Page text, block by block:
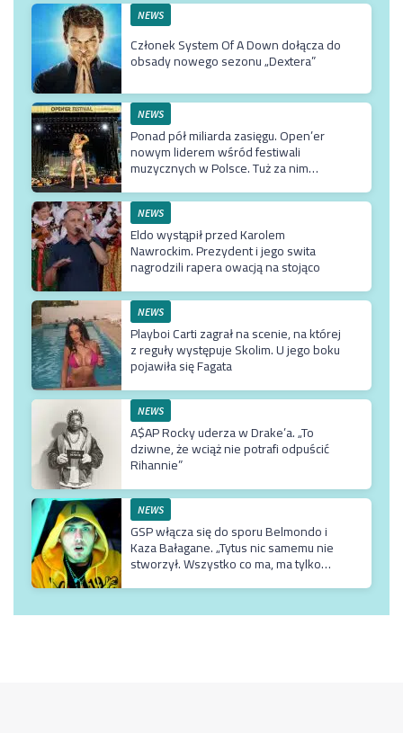
NEWS
Członek System Of A Down dołącza do
obsady nowego sezonu „Dextera”
NEWS
Ponad pół miliarda zasięgu. Open’er
nowym liderem wśród festiwali
muzycznych w Polsce. Tuż za nim
NEWS
Eldo wystąpił przed Karolem
Nawrockim. Prezydent i jego swita
nagrodzili rapera owacją na stojąco
NEWS
Playboi Carti zagrał na scenie, na której
z reguły występuje Skolim. U jego boku
pojawiła się Fagata
NEWS
A$AP Rocky uderza w Drake’a. „To
dziwne, że wciąż nie potrafi odpuścić
Rihannie”
NEWS
GSP włącza się do sporu Belmondo i
Kaza Bałagane. „Tytus nic samemu nie
stworzył. Wszystko co ma, ma tylko